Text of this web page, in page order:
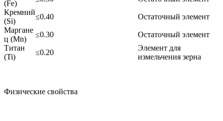
(Fe)
Кремний
(Si)
≤0.40
Остаточный элемент
Маргане
ц (Mn)
≤0.30
Остаточный элемент
Титан
(Ti)
≤0.20
Элемент для
измельчения зерна
Физические свойства